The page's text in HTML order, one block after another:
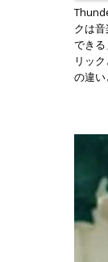
クは
でき
リッ
の違い